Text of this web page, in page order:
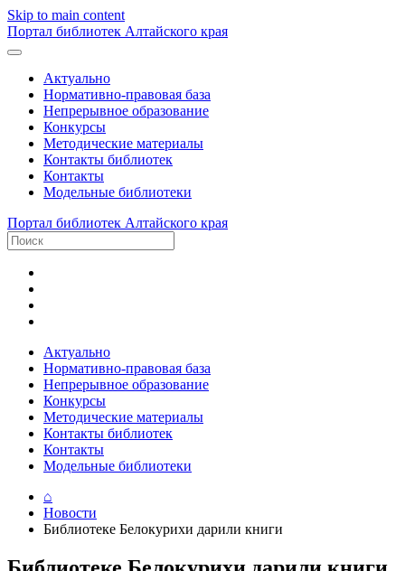
Skip to main content
Портал библиотек Алтайского края
Актуально
Нормативно-правовая база
Непрерывное образование
Конкурсы
Методические материалы
Контакты библиотек
Контакты
Модельные библиотеки
Портал библиотек Алтайского края
Актуально
Нормативно-правовая база
Непрерывное образование
Конкурсы
Методические материалы
Контакты библиотек
Контакты
Модельные библиотеки
⌂
Новости
Библиотеке Белокурихи дарили книги